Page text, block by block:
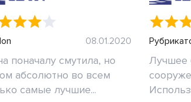
08.01.2020
поначалу смутила, но
абсолютно во всем
самые лучшие...
Лучшее